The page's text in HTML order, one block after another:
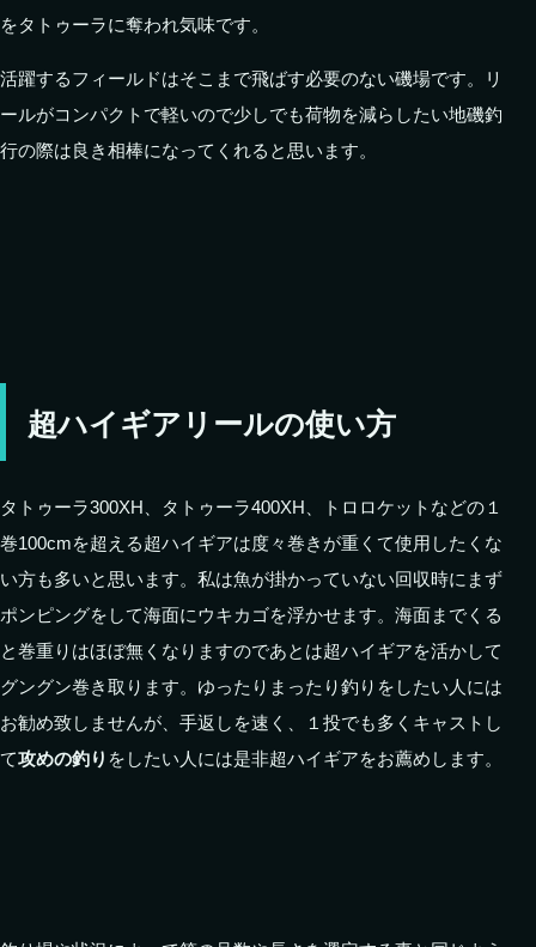
をタトゥーラに奪われ気味です。
活躍するフィールドはそこまで飛ばす必要のない磯場です。リ
ールがコンパクトで軽いので少しでも荷物を減らしたい地磯釣
行の際は良き相棒になってくれると思います。
超ハイギアリールの使い方
タトゥーラ300XH、タトゥーラ400XH、トロロケットなどの１
巻100cmを超える超ハイギアは度々巻きが重くて使用したくな
い方も多いと思います。私は魚が掛かっていない回収時にまず
ポンピングをして海面にウキカゴを浮かせます。海面までくる
と巻重りはほぼ無くなりますのであとは超ハイギアを活かして
グングン巻き取ります。ゆったりまったり釣りをしたい人には
お勧め致しませんが、手返しを速く、１投でも多くキャストし
て攻めの釣り をしたい人には是非超ハイギアをお薦めします。